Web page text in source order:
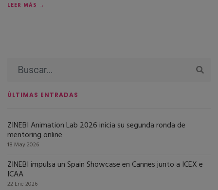
LEER MÁS →
ÚLTIMAS ENTRADAS
ZINEBI Animation Lab 2026 inicia su segunda ronda de
mentoring online
18 May 2026
ZINEBI impulsa un Spain Showcase en Cannes junto a ICEX e
ICAA
22 Ene 2026